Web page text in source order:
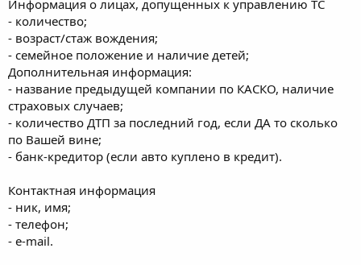
Информация о лицах, допущенных к управлению ТС
- количество;
- возраст/стаж вождения;
- семейное положение и наличие детей;
Дополнительная информация:
- название предыдущей компании по КАСКО, наличие
страховых случаев;
- количество ДТП за последний год, если ДА то сколько
по Вашей вине;
- банк-кредитор (если авто куплено в кредит).
Контактная информация
- ник, имя;
- телефон;
- e-mail.